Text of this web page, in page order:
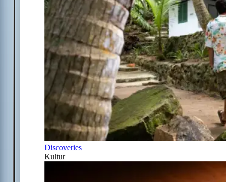
Discoveries
Kultur